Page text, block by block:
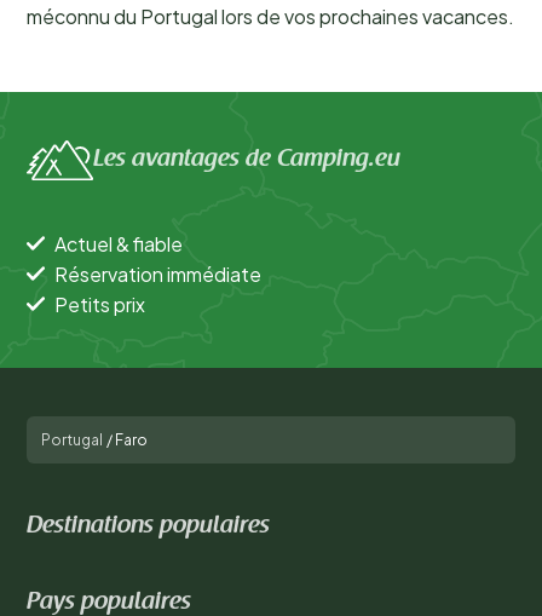
méconnu du Portugal lors de vos prochaines vacances.
Les avantages de Camping.eu
Actuel & fiable
Réservation immédiate
Petits prix
Portugal / Faro
Destinations populaires
Pays populaires